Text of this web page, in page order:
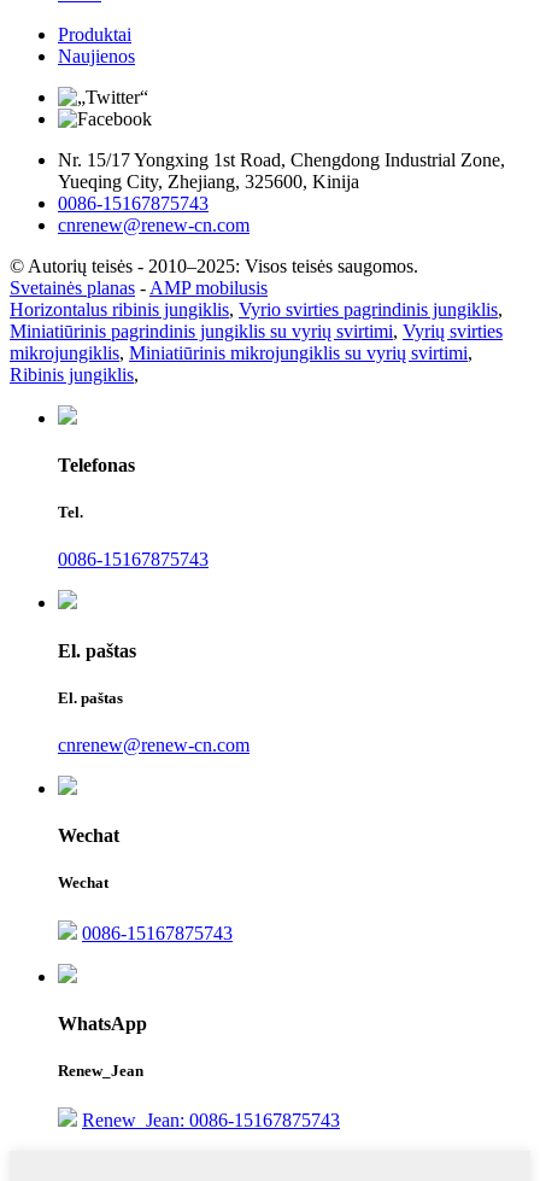
Produktai
Naujienos
Nr. 15/17 Yongxing 1st Road, Chengdong Industrial Zone,
Yueqing City, Zhejiang, 325600, Kinija
0086-15167875743
cnrenew@renew-cn.com
© Autorių teisės - 2010–2025: Visos teisės saugomos.
Svetainės planas - AMP mobilusis
Horizontalus ribinis jungiklis, Vyrio svirties pagrindinis jungiklis,
Miniatiūrinis pagrindinis jungiklis su vyrių svirtimi, Vyrių svirties
mikrojungiklis, Miniatiūrinis mikrojungiklis su vyrių svirtimi,
Ribinis jungiklis,
Telefonas
Tel.
0086-15167875743
El. paštas
El. paštas
cnrenew@renew-cn.com
Wechat
Wechat
0086-15167875743
WhatsApp
Renew_Jean
Renew_Jean: 0086-15167875743